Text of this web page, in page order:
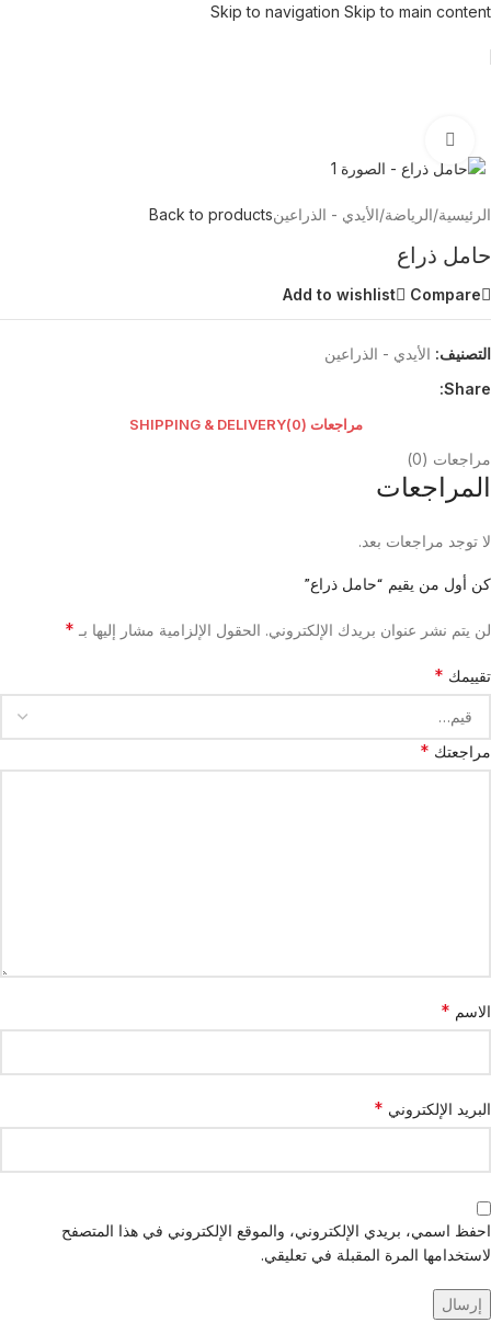
Skip to navigation Skip to main content
الرئيسية/الرياضة/الأيدي - الذراعينBack to products
حامل ذراع
Compare
Add to wishlist
التصنيف: الأيدي - الذراعين
Share:
مراجعات (0) SHIPPING & DELIVERY
مراجعات (0)
المراجعات
لا توجد مراجعات بعد.
كن أول من يقيم “حامل ذراع”
لن يتم نشر عنوان بريدك الإلكتروني. الحقول الإلزامية مشار إليها بـ *
تقييمك *
مراجعتك *
الاسم *
البريد الإلكتروني *
احفظ اسمي، بريدي الإلكتروني، والموقع الإلكتروني في هذا المتصفح
لاستخدامها المرة المقبلة في تعليقي.